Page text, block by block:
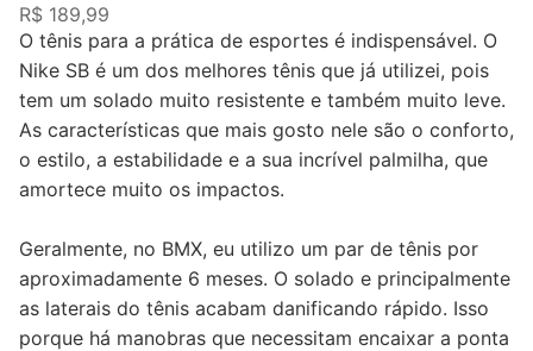
R$ 189,99
O tênis para a prática de esportes é indispensável. O
Nike SB é um dos melhores tênis que já utilizei, pois
tem um solado muito resistente e também muito leve.
As características que mais gosto nele são o conforto,
o estilo, a estabilidade e a sua incrível palmilha, que
amortece muito os impactos.
Geralmente, no BMX, eu utilizo um par de tênis por
aproximadamente 6 meses. O solado e principalmente
as laterais do tênis acabam danificando rápido. Isso
porque há manobras que necessitam encaixar a ponta